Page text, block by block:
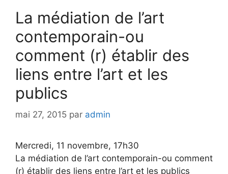
La médiation de l’art
contemporain-ou
comment (r) établir des
liens entre l’art et les
publics
mai 27, 2015 par admin
Mercredi, 11 novembre, 17h30
La médiation de l’art contemporain-ou comment
(r) établir des liens entre l’art et les publics